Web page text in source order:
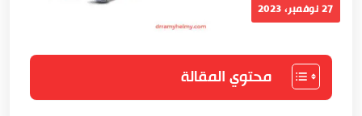
27 نوفمبر، 2023
محتوي المقالة